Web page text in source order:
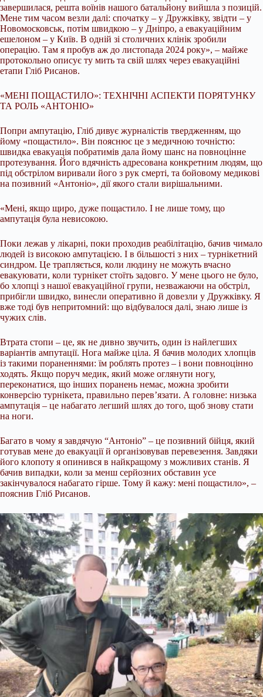
завершилася, решта воїнів нашого батальйону вийшла з позицій.
Мене тим часом везли далі: спочатку – у Дружківку, звідти – у
Новомосковськ, потім швидкою – у Дніпро, а евакуаційним
ешелоном – у Київ. В одній зі столичних клінік зробили
операцію. Там я пробув аж до листопада 2024 року», – майже
протокольно описує ту мить та свій шлях через евакуаційні
етапи Гліб Рисанов.
«МЕНІ ПОЩАСТИЛО»: ТЕХНІЧНІ АСПЕКТИ ПОРЯТУНКУ
ТА РОЛЬ «АНТОНІО»
Попри ампутацію, Гліб дивує журналістів твердженням, що
йому «пощастило». Він пояснює це з медичною точністю:
швидка евакуація побратимів дала йому шанс на повноцінне
протезування. Його вдячність адресована конкретним людям, що
під обстрілом виривали його з рук смерті, та бойовому медикові
на позивний «Антоніо», дії якого стали вирішальними.
«Мені, якщо щиро, дуже пощастило. І не лише тому, що
ампутація була невисокою.
Поки лежав у лікарні, поки проходив реабілітацію, бачив чимало
людей із високою ампутацією. І в більшості з них – турнікетний
синдром. Це трапляється, коли людину не можуть вчасно
евакуювати, коли турнікет стоїть задовго. У мене цього не було,
бо хлопці з нашої евакуаційної групи, незважаючи на обстріл,
прибігли швидко, винесли оперативно й довезли у Дружківку. Я
вже тоді був непритомний: що відбувалося далі, знаю лише із
чужих слів.
Втрата стопи – це, як не дивно звучить, один із найлегших
варіантів ампутації. Нога майже ціла. Я бачив молодих хлопців
із такими пораненнями: їм роблять протез – і вони повноцінно
ходять. Якщо поруч медик, який може оглянути ногу,
переконатися, що інших поранень немає, можна зробити
конверсію турнікета, правильно перев’язати. А головне: низька
ампутація – це набагато легший шлях до того, щоб знову стати
на ноги.
Багато в чому я завдячую “Антоніо” – це позивний бійця, який
готував мене до евакуації й організовував перевезення. Завдяки
його клопоту я опинився в найкращому з можливих станів. Я
бачив випадки, коли за менш серйозних обставин усе
закінчувалося набагато гірше. Тому й кажу: мені пощастило», –
пояснив Гліб Рисанов.